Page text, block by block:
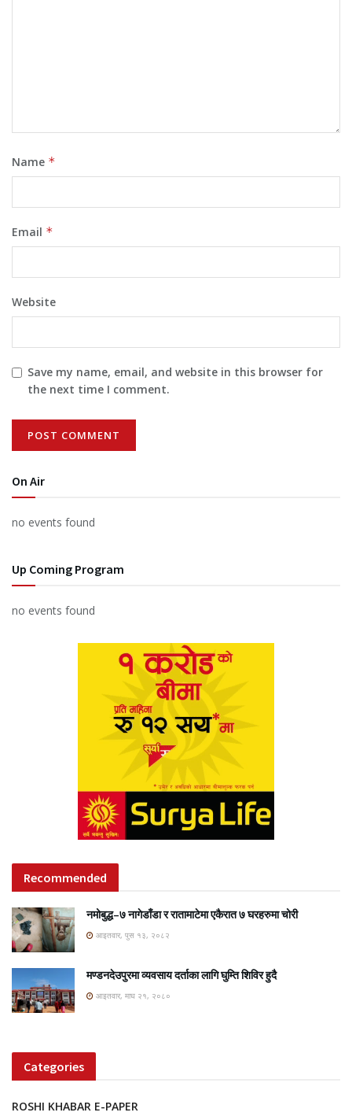
Name *
Email *
Website
Save my name, email, and website in this browser for
the next time I comment.
On Air
no events found
Up Coming Program
no events found
Recommended
नमोबुद्ध–७ नागेडाँडा र रातामाटेमा एकैरात ७ घरहरुमा चोरी
आइतवार, पुस १३, २०८२
मण्डनदेउपुरमा व्यवसाय दर्ताका लागि घुम्ति शिविर हुदै
आइतवार, माघ २१, २०८०
Categories
ROSHI KHABAR E-PAPER